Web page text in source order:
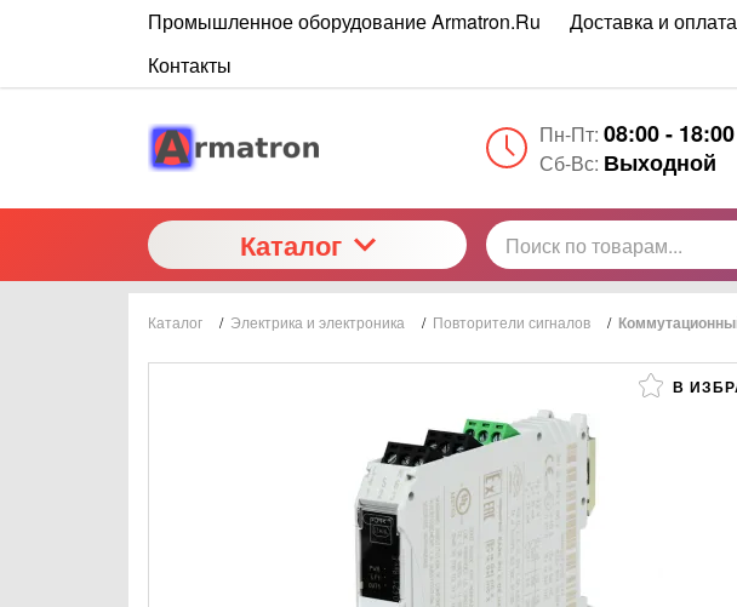
Промышленное оборудование Armatron.Ru Доставка и оплата
Контакты
Пн-Пт: 08:00 - 18:00
Сб-Вс: Выходной
Каталог
Каталог / Электрика и электроника / Повторители сигналов /
В